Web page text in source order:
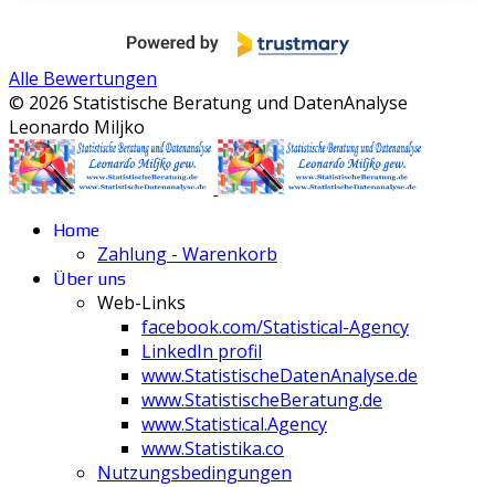
Alle Bewertungen
© 2026 Statistische Beratung und DatenAnalyse
Leonardo Miljko
Home
Zahlung - Warenkorb
Über uns
Web-Links
facebook.com/Statistical-Agency
LinkedIn profil
www.StatistischeDatenAnalyse.de
www.StatistischeBeratung.de
www.Statistical.Agency
www.Statistika.co
Nutzungsbedingungen